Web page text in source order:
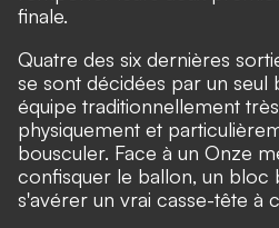
finale.
Quatre des six dernières
se sont décidées par un seul
équipe traditionnellement
physiquement et
bousculer. Face à un Onze
confisquer le ballon, un bloc
s'avérer un vrai casse-tête à